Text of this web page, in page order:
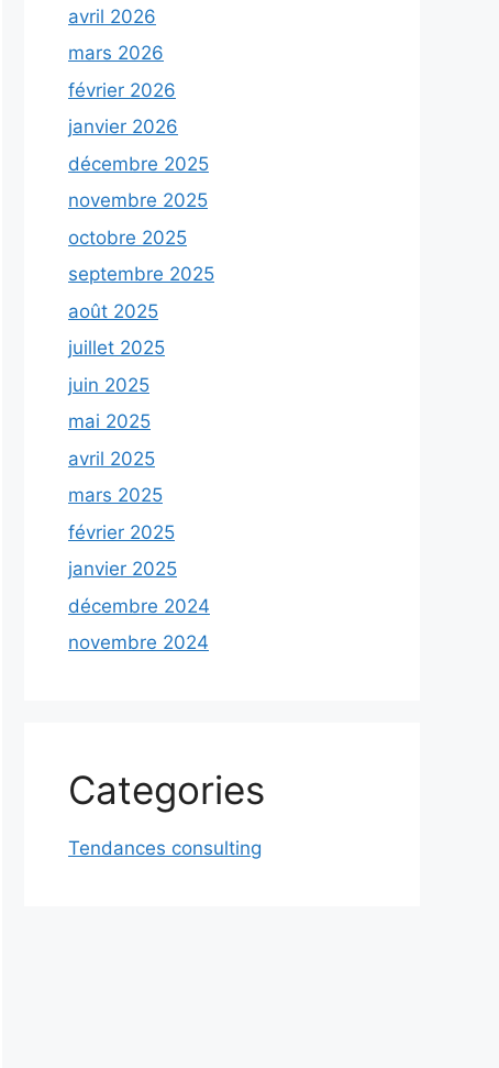
avril 2026
mars 2026
février 2026
janvier 2026
décembre 2025
novembre 2025
octobre 2025
septembre 2025
août 2025
juillet 2025
juin 2025
mai 2025
avril 2025
mars 2025
février 2025
janvier 2025
décembre 2024
novembre 2024
Categories
Tendances consulting